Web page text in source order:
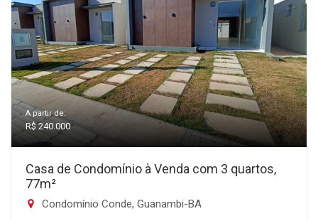
A partir de:
R$ 240.000
Casa de Condomínio à Venda com 3 quartos,
77m²
Condomínio Conde, Guanambi-BA